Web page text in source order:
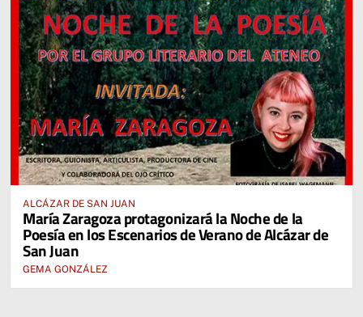
ALCÁZAR DE SAN JUAN
María Zaragoza protagonizará la Noche de la
Poesía en los Escenarios de Verano de Alcázar de
San Juan
GEMA GONZÁLEZ